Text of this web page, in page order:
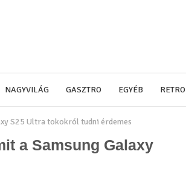
NAGYVILÁG GASZTRO EGYÉB RETRO
S25 Ultra tokokról tudni érdemes
a Samsung Galaxy